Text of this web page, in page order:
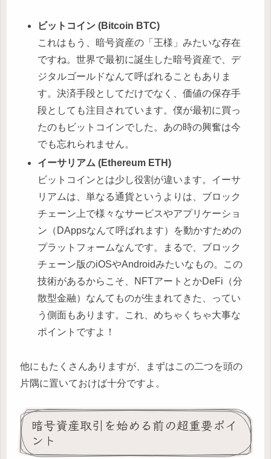
ビットコイン (Bitcoin BTC)
これはもう、暗号資産の「王様」みたいな存在
ですね。世界で最初に誕生した暗号資産で、デ
ジタルゴールドなんて呼ばれることもありま
す。決済手段としてだけでなく、価値の保存手
段としても注目されています。僕が最初に買っ
たのもビットコインでした。あの時の興奮は今
でも忘れられません。
イーサリアム (Ethereum ETH)
ビットコインとは少し役割が違います。イーサ
リアムは、単なる通貨というよりは、ブロック
チェーン上で様々なサービスやアプリケーショ
ン（DAppsなんて呼ばれます）を動かすための
プラットフォームなんです。まるで、ブロック
チェーン版のiOSやAndroidみたいなもの。この
技術があるからこそ、NFTアートとかDeFi（分
散型金融）なんてものが生まれてきた、ってい
う側面もあります。これ、めちゃくちゃ大事な
ポイントですよ！
他にもたくさんありますが、まずはこの二つを頭の
片隅に置いておけば十分ですよ。
暗号資産取引を始める前の超重要ポイ
ント